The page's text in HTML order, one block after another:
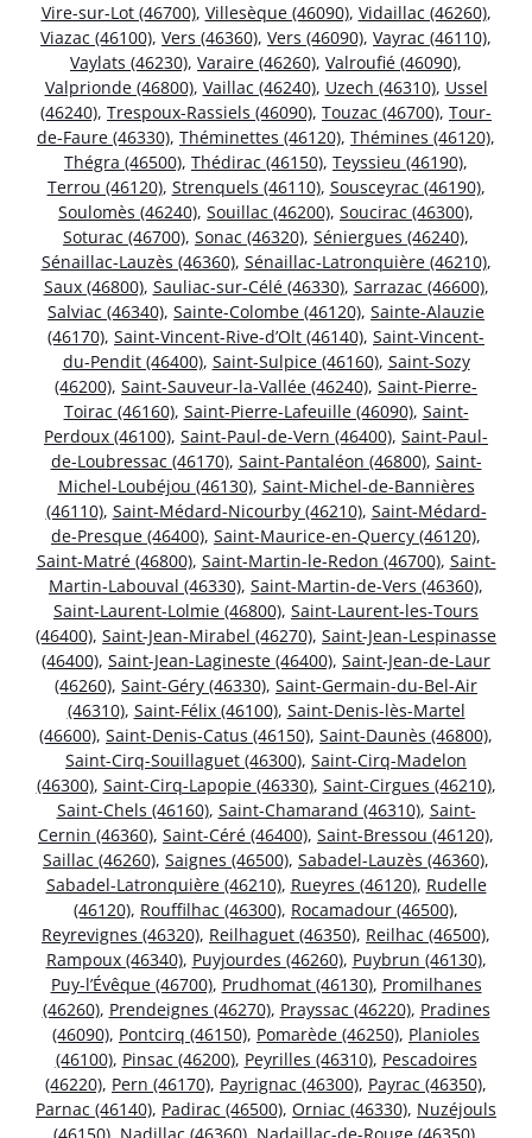
Vire-sur-Lot (46700), Villesèque (46090), Vidaillac (46260),
Viazac (46100), Vers (46360), Vers (46090), Vayrac (46110),
Vaylats (46230), Varaire (46260), Valroufié (46090),
Valprionde (46800), Vaillac (46240), Uzech (46310), Ussel
(46240), Trespoux-Rassiels (46090), Touzac (46700), Tour-
de-Faure (46330), Théminettes (46120), Thémines (46120),
Thégra (46500), Thédirac (46150), Teyssieu (46190),
Terrou (46120), Strenquels (46110), Sousceyrac (46190),
Soulomès (46240), Souillac (46200), Soucirac (46300),
Soturac (46700), Sonac (46320), Séniergues (46240),
Sénaillac-Lauzès (46360), Sénaillac-Latronquière (46210),
Saux (46800), Sauliac-sur-Célé (46330), Sarrazac (46600),
Salviac (46340), Sainte-Colombe (46120), Sainte-Alauzie
(46170), Saint-Vincent-Rive-d’Olt (46140), Saint-Vincent-
du-Pendit (46400), Saint-Sulpice (46160), Saint-Sozy
(46200), Saint-Sauveur-la-Vallée (46240), Saint-Pierre-
Toirac (46160), Saint-Pierre-Lafeuille (46090), Saint-
Perdoux (46100), Saint-Paul-de-Vern (46400), Saint-Paul-
de-Loubressac (46170), Saint-Pantaléon (46800), Saint-
Michel-Loubéjou (46130), Saint-Michel-de-Bannières
(46110), Saint-Médard-Nicourby (46210), Saint-Médard-
de-Presque (46400), Saint-Maurice-en-Quercy (46120),
Saint-Matré (46800), Saint-Martin-le-Redon (46700), Saint-
Martin-Labouval (46330), Saint-Martin-de-Vers (46360),
Saint-Laurent-Lolmie (46800), Saint-Laurent-les-Tours
(46400), Saint-Jean-Mirabel (46270), Saint-Jean-Lespinasse
(46400), Saint-Jean-Lagineste (46400), Saint-Jean-de-Laur
(46260), Saint-Géry (46330), Saint-Germain-du-Bel-Air
(46310), Saint-Félix (46100), Saint-Denis-lès-Martel
(46600), Saint-Denis-Catus (46150), Saint-Daunès (46800),
Saint-Cirq-Souillaguet (46300), Saint-Cirq-Madelon
(46300), Saint-Cirq-Lapopie (46330), Saint-Cirgues (46210),
Saint-Chels (46160), Saint-Chamarand (46310), Saint-
Cernin (46360), Saint-Céré (46400), Saint-Bressou (46120),
Saillac (46260), Saignes (46500), Sabadel-Lauzès (46360),
Sabadel-Latronquière (46210), Rueyres (46120), Rudelle
(46120), Rouffilhac (46300), Rocamadour (46500),
Reyrevignes (46320), Reilhaguet (46350), Reilhac (46500),
Rampoux (46340), Puyjourdes (46260), Puybrun (46130),
Puy-l’Évêque (46700), Prudhomat (46130), Promilhanes
(46260), Prendeignes (46270), Prayssac (46220), Pradines
(46090), Pontcirq (46150), Pomarède (46250), Planioles
(46100), Pinsac (46200), Peyrilles (46310), Pescadoires
(46220), Pern (46170), Payrignac (46300), Payrac (46350),
Parnac (46140), Padirac (46500), Orniac (46330), Nuzéjouls